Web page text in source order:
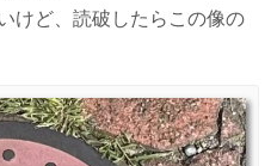
けど、読破したらこの像の